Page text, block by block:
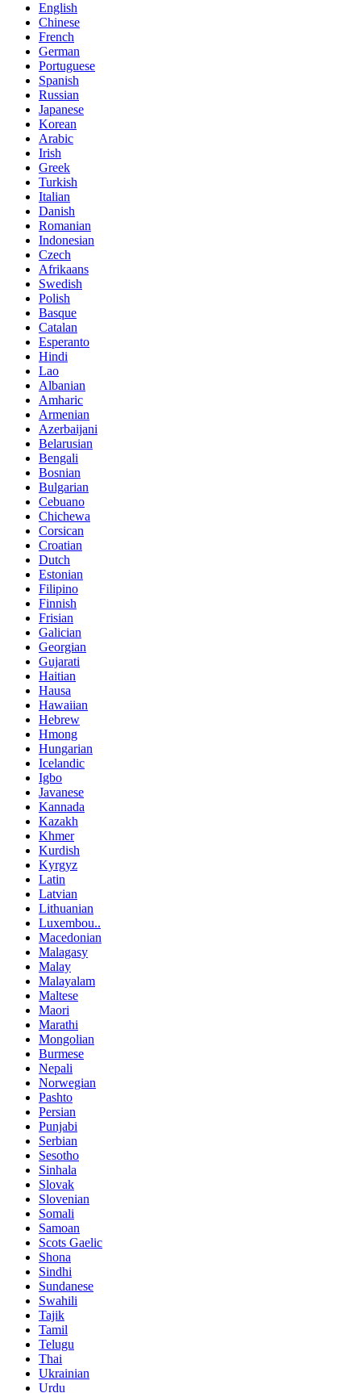
English
Chinese
French
German
Portuguese
Spanish
Russian
Japanese
Korean
Arabic
Irish
Greek
Turkish
Italian
Danish
Romanian
Indonesian
Czech
Afrikaans
Swedish
Polish
Basque
Catalan
Esperanto
Hindi
Lao
Albanian
Amharic
Armenian
Azerbaijani
Belarusian
Bengali
Bosnian
Bulgarian
Cebuano
Chichewa
Corsican
Croatian
Dutch
Estonian
Filipino
Finnish
Frisian
Galician
Georgian
Gujarati
Haitian
Hausa
Hawaiian
Hebrew
Hmong
Hungarian
Icelandic
Igbo
Javanese
Kannada
Kazakh
Khmer
Kurdish
Kyrgyz
Latin
Latvian
Lithuanian
Luxembou..
Macedonian
Malagasy
Malay
Malayalam
Maltese
Maori
Marathi
Mongolian
Burmese
Nepali
Norwegian
Pashto
Persian
Punjabi
Serbian
Sesotho
Sinhala
Slovak
Slovenian
Somali
Samoan
Scots Gaelic
Shona
Sindhi
Sundanese
Swahili
Tajik
Tamil
Telugu
Thai
Ukrainian
Urdu